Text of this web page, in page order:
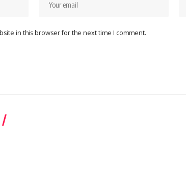
in this browser for the next time I comment.